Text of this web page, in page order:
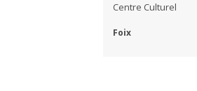
Centre Culturel
Foix